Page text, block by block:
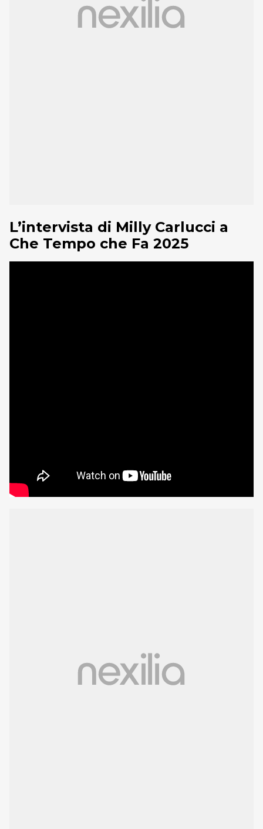
L’intervista di Milly Carlucci a
Che Tempo che Fa 2025